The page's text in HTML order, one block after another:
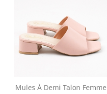
Mules À Demi Talon Femme